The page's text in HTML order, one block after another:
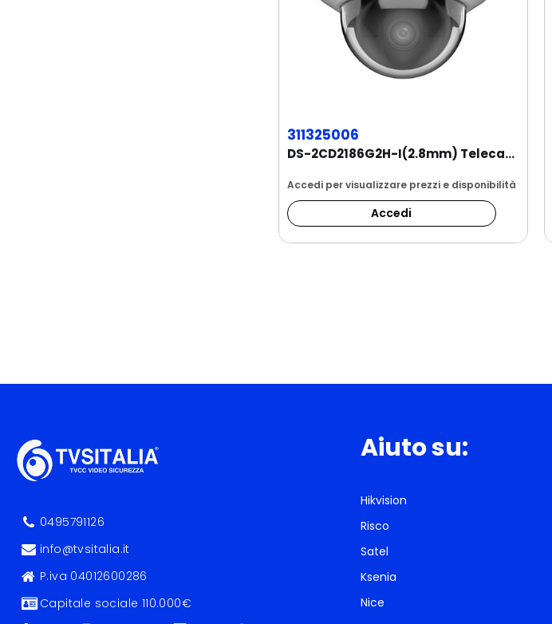
311325006
DS-2CD2186G2H-I(2.8mm) Telecamera Dome 8MP...
Accedi per visualizzare prezzi e disponibilità
Accedi
0495791126
info@tvsitalia.it
P.iva 04012600286
Capitale sociale 110.000€
Aiuto su:
Hikvision
Risco
Satel
Ksenia
Nice